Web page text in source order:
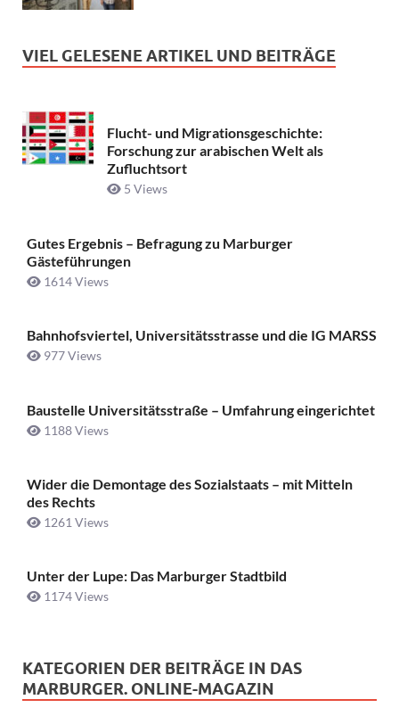
VIEL GELESENE ARTIKEL UND BEITRÄGE
Flucht- und Migrationsgeschichte:
Forschung zur arabischen Welt als
Zufluchtsort
5 Views
Gutes Ergebnis – Befragung zu Marburger
Gästeführungen
1614 Views
Bahnhofsviertel, Universitätsstrasse und die IG MARSS
977 Views
Baustelle Universitätsstraße ­– Umfahrung eingerichtet
1188 Views
Wider die Demontage des Sozialstaats – mit Mitteln
des Rechts
1261 Views
Unter der Lupe: Das Marburger Stadtbild
1174 Views
KATEGORIEN DER BEITRÄGE IN DAS
MARBURGER. ONLINE-MAGAZIN